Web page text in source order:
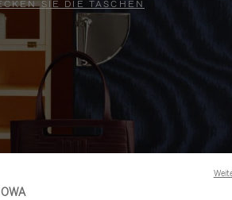
SIE DIE TASCHEN